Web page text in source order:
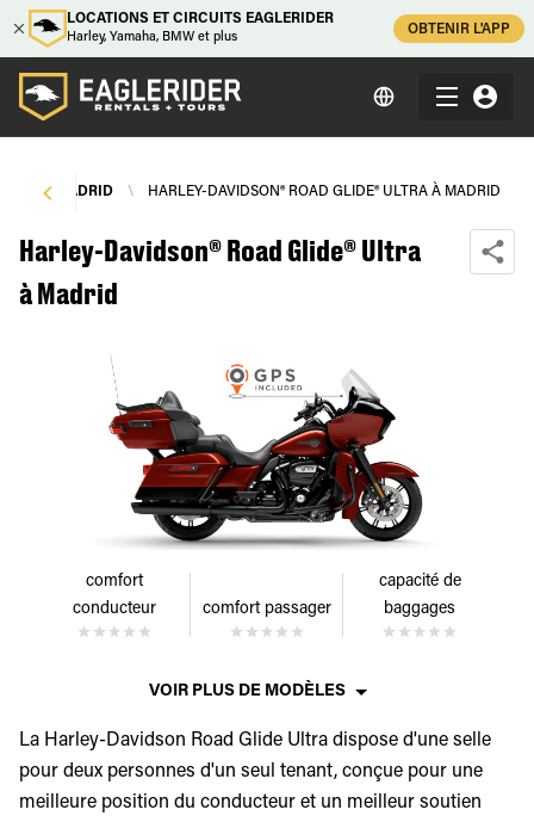
LOCATIONS ET CIRCUITS EAGLERIDER
Harley, Yamaha, BMW et plus
OBTENIR L'APP
MADRID \ HARLEY-DAVIDSON® ROAD GLIDE® ULTRA À MADRID
Harley-Davidson® Road Glide® Ultra
à Madrid
comfort
conducteur
comfort passager
capacité de
baggages
VOIR PLUS DE MODÈLES
La Harley-Davidson Road Glide Ultra dispose d'une selle
pour deux personnes d'un seul tenant, conçue pour une
meilleure position du conducteur et un meilleur soutien